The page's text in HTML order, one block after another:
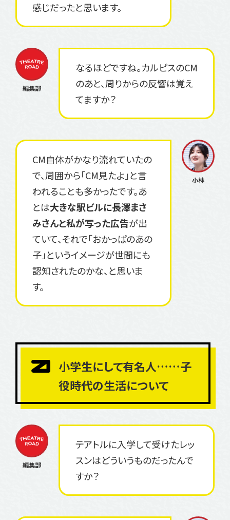
感じだったと思います。
なるほどですね。カルピスのCM
のあと、周りからの反響は覚え
てますか？
CM自体がかなり流れていたの
で、周囲から「CM見たよ」と言
われることも多かったです。あ
とは大きな駅ビルに長澤まさ
みさんと私が写った広告が出
ていて、それで「おかっぱのあの
子」というイメージが世間にも
認知されたのかな、と思いま
す。
小学生にして有名人……子
役時代の生活について
テアトルに入学して受けたレッ
スンはどういうものだったんで
すか？